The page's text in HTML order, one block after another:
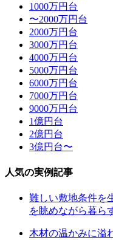
1000万円台
〜2000万円台
2000万円台
3000万円台
4000万円台
5000万円台
6000万円台
7000万円台
9000万円台
1億円台
2億円台
3億円台〜
人気の実例記事
難しい敷地条件を
を眺めながら暮ら
木材の温かみに溢